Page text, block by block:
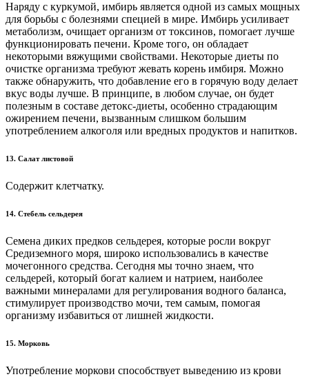
Наряду с куркумой, имбирь является одной из самых мощных
для борьбы с болезнями специей в мире. Имбирь усиливает
метаболизм, очищает организм от токсинов, помогает лучше
функционировать печени. Кроме того, он обладает
некоторыми вяжущими свойствами. Некоторые диеты по
очистке организма требуют жевать корень имбиря. Можно
также обнаружить, что добавление его в горячую воду делает
вкус воды лучше. В принципе, в любом случае, он будет
полезным в составе детокс-диеты, особенно страдающим
ожирением печени, вызванным слишком большим
употреблением алкоголя или вредных продуктов и напитков.
13. Салат листовой
Содержит клетчатку.
14. Стебель сельдерея
Семена диких предков сельдерея, которые росли вокруг
Средиземного моря, широко использовались в качестве
мочегонного средства. Сегодня мы точно знаем, что
сельдерей, который богат калием и натрием, наиболее
важными минералами для регулирования водного баланса,
стимулирует производство мочи, тем самым, помогая
организму избавиться от лишней жидкости.
15. Морковь
Употребление моркови способствует выведению из крови